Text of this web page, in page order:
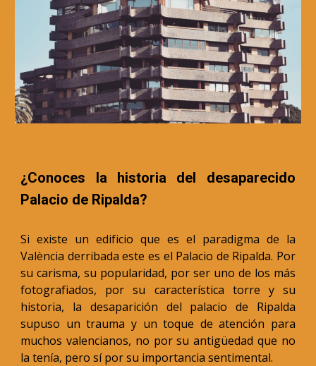
¿Conoces la historia del desaparecido
Palacio de Ripalda?
Si existe un edificio que es el paradigma de la
València derribada este es el Palacio de Ripalda. Por
su carisma, su popularidad, por ser uno de los más
fotografiados, por su característica torre y su
historia, la desaparición del palacio de Ripalda
supuso un trauma y un toque de atención para
muchos valencianos, no por su antigüedad que no
la tenía, pero sí por su importancia sentimental.